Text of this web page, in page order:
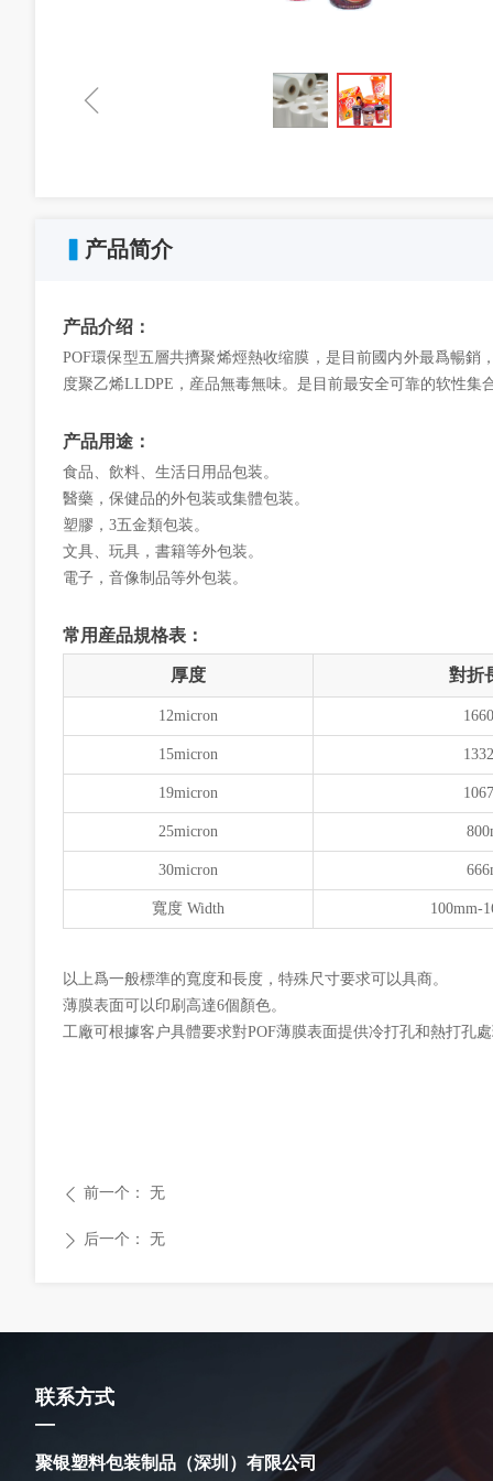
ꁆ
ꄴ 前一个： 无
ꄲ 后一个： 无
产品简介
产品介绍：
POF環保型五層共擠聚烯烴熱收缩膜，是目前國内外最爲暢
度聚乙烯LLDPE，産品無毒無味。是目前最安全可靠的软性集
产品用途：
食品、飲料、生活日用品包装。
醫藥，保健品的外包装或集體包装。
塑膠，3五金類包装。
文具、玩具，書籍等外包装。
電子，音像制品等外包装。
常用産品規格表：
厚度 對折
12micron
15micron
19micron
25micron
30micron
寬度 Width 100mm-
以上爲一般標準的寬度和長度，特殊尺寸要求可以具商。
薄膜表面可以印刷高達6個顏色。
工廠可根據客户具體要求對POF薄膜表面提供冷打孔和熱打孔
联系方式
—
聚银塑料包装制品（深圳）有限公司